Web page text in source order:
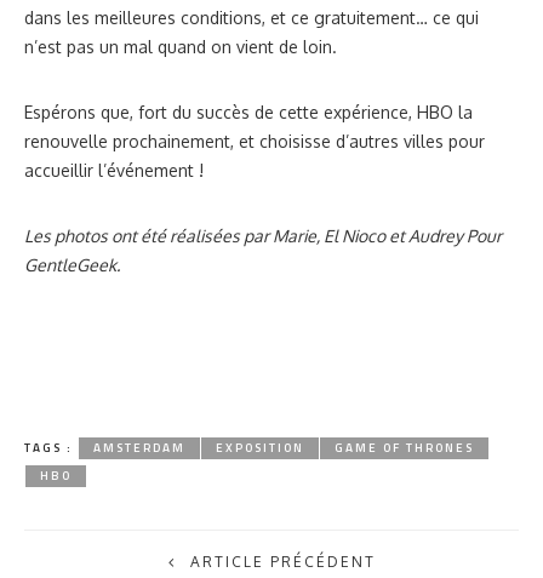
dans les meilleures conditions, et ce gratuitement… ce qui
n’est pas un mal quand on vient de loin.
Espérons que, fort du succès de cette expérience, HBO la
renouvelle prochainement, et choisisse d’autres villes pour
accueillir l’événement !
Les photos ont été réalisées par Marie, El Nioco et Audrey Pour
GentleGeek.
TAGS : AMSTERDAM EXPOSITION
GAME OF THRONES
HBO
ARTICLE PRÉCÉDENT